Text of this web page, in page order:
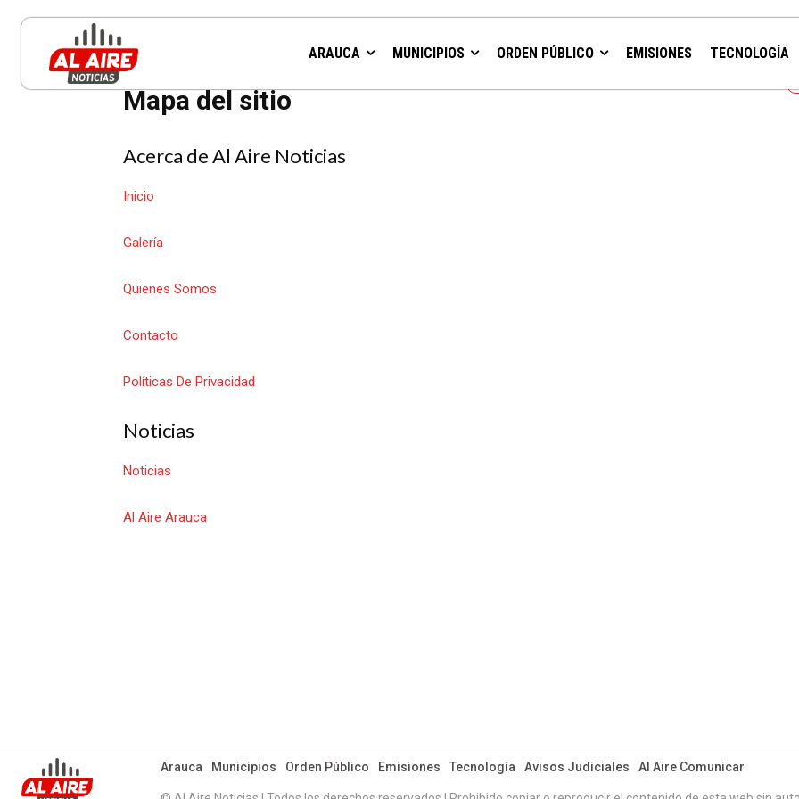
ARAUCA MUNICIPIOS ORDEN PÚBLICO EMISIONES TECNOLOGÍA
Mapa del sitio
Mapa del sitio
Acerca de Al Aire Noticias
Inicio
Galería
Quienes Somos
Contacto
Políticas De Privacidad
Noticias
Noticias
Al Aire Arauca
Arauca Municipios Orden Público Emisiones Tecnología Avisos Judiciales Al Aire Comunicar